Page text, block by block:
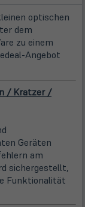
optischen
dem
zu einem
Angebot
/ Kratzer /
Geräten
am
sichergestellt,
Funktionalität